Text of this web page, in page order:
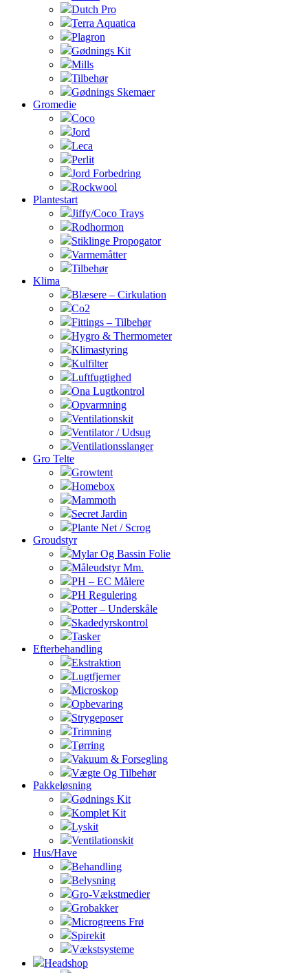
Dutch Pro
Terra Aquatica
Plagron
Gødnings Kit
Mills
Tilbehør
Gødnings Skemaer
Gromedie
Coco
Jord
Leca
Perlit
Jord Forbedring
Rockwool
Plantestart
Jiffy/Coco Trays
Rodhormon
Stiklinge Propogator
Varmemåtter
Tilbehør
Klima
Blæsere – Cirkulation
Co2
Fittings – Tilbehør
Hygro & Thermometer
Klimastyring
Kulfilter
Luftfugtighed
Ona Lugtkontrol
Opvarmning
Ventilationskit
Ventilator / Udsug
Ventilationsslanger
Gro Telte
Growtent
Homebox
Mammoth
Secret Jardin
Plante Net / Scrog
Groudstyr
Mylar Og Bassin Folie
Måleudstyr Mm.
PH – EC Målere
PH Regulering
Potter – Underskåle
Skadedyrskontrol
Tasker
Efterbehandling
Ekstraktion
Lugtfjerner
Microskop
Opbevaring
Strygeposer
Trimning
Tørring
Vakuum & Forsegling
Vægte Og Tilbehør
Pakkeløsning
Gødnings Kit
Komplet Kit
Lyskit
Ventilationskit
Hus/Have
Behandling
Belysning
Gro-Vækstmedier
Grobakker
Microgreens Frø
Spirekit
Vækstsysteme
Headshop